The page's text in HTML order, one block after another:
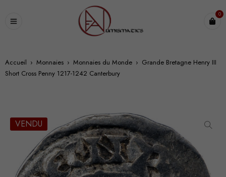
0
Accueil › Monnaies › Monnaies du Monde › Grande Bretagne Henry III
Short Cross Penny 1217-1242 Canterbury
VENDU